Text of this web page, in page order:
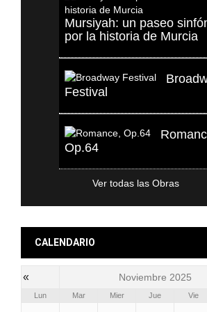
Mursiyah: un paseo
por la historia de Murcia
Festival
Op.64
Ver todas las Obras
CALENDARIO
« Noviembre 2025
Lun Mar Mier Jue Vie